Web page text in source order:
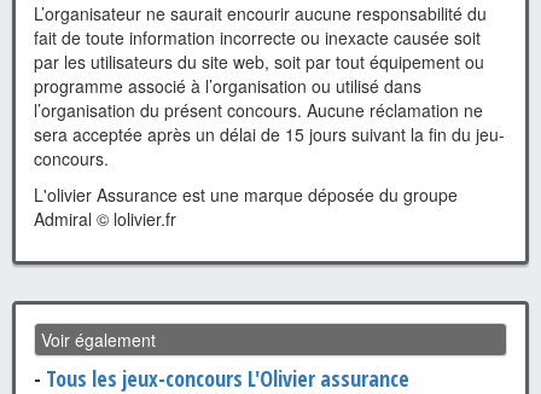
L’organisateur ne saurait encourir aucune responsabilité du
fait de toute information incorrecte ou inexacte causée soit
par les utilisateurs du site web, soit par tout équipement ou
programme associé à l’organisation ou utilisé dans
l’organisation du présent concours. Aucune réclamation ne
sera acceptée après un délai de 15 jours suivant la fin du jeu-
concours.
L'olivier Assurance est une marque déposée du groupe
Admiral © lolivier.fr
Voir également
- Tous les jeux-concours L'Olivier assurance